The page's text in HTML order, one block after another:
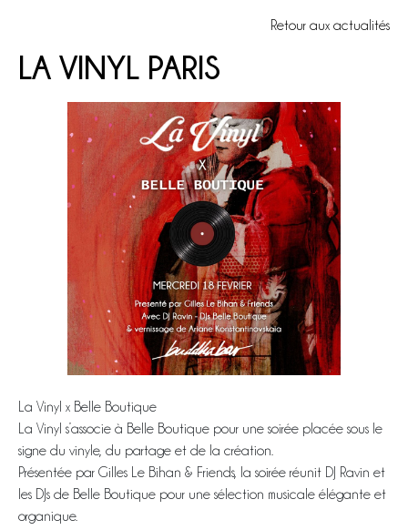
Retour aux actualités
LA VINYL PARIS
La Vinyl x Belle Boutique
La Vinyl s’associe à Belle Boutique pour une soirée placée sous le
signe du vinyle, du partage et de la création.
Présentée par Gilles Le Bihan & Friends, la soirée réunit DJ Ravin et
les DJs de Belle Boutique pour une sélection musicale élégante et
organique.